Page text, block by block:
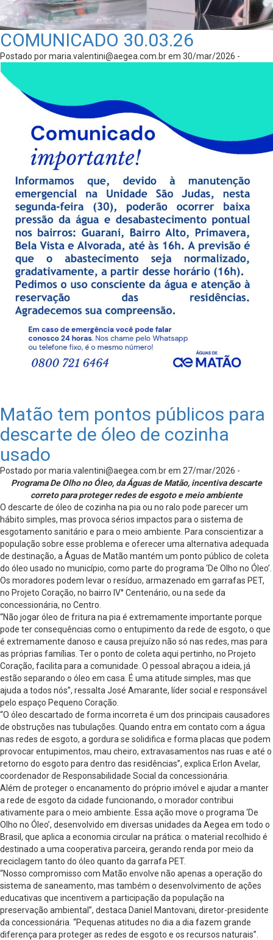
COMUNICADO 30.03.26
Postado pormaria.valentini@aegea.com.brem 30/mar/2026 -
Matão tem pontos públicos para
descarte de óleo de cozinha
usado
Postado pormaria.valentini@aegea.com.brem 27/mar/2026 -
Programa De Olho no Óleo, da Águas de Matão, incentiva descarte
correto para proteger redes de esgoto e meio ambiente
O descarte de óleo de cozinha na pia ou no ralo pode parecer um
hábito simples, mas provoca sérios impactos para o sistema de
esgotamento sanitário e para o meio ambiente. Para conscientizar a
população sobre esse problema e oferecer uma alternativa adequada
de destinação, a Águas de Matão mantém um ponto público de coleta
do óleo usado no município, como parte do programa ‘De Olho no Óleo’.
Os moradores podem levar o resíduo, armazenado em garrafas PET,
no Projeto Coração, no bairro IV° Centenário, ou na sede da
concessionária, no Centro.
“Não jogar óleo de fritura na pia é extremamente importante porque
pode ter consequências como o entupimento da rede de esgoto, o que
é extremamente danoso e causa prejuízo não só nas redes, mas para
as próprias famílias. Ter o ponto de coleta aqui pertinho, no Projeto
Coração, facilita para a comunidade. O pessoal abraçou a ideia, já
estão separando o óleo em casa. É uma atitude simples, mas que
ajuda a todos nós”, ressalta José Amarante, líder social e responsável
pelo espaço Pequeno Coração.
“O óleo descartado de forma incorreta é um dos principais causadores
de obstruções nas tubulações. Quando entra em contato com a água
nas redes de esgoto, a gordura se solidifica e forma placas que podem
provocar entupimentos, mau cheiro, extravasamentos nas ruas e até o
retorno do esgoto para dentro das residências”, explica Erlon Avelar,
coordenador de Responsabilidade Social da concessionária.
Além de proteger o encanamento do próprio imóvel e ajudar a manter
a rede de esgoto da cidade funcionando, o morador contribui
ativamente para o meio ambiente. Essa ação move o programa ‘De
Olho no Óleo’, desenvolvido em diversas unidades da Aegea em todo o
Brasil, que aplica a economia circular na prática: o material recolhido é
destinado a uma cooperativa parceira, gerando renda por meio da
reciclagem tanto do óleo quanto da garrafa PET.
“Nosso compromisso com Matão envolve não apenas a operação do
sistema de saneamento, mas também o desenvolvimento de ações
educativas que incentivem a participação da população na
preservação ambiental”, destaca Daniel Mantovani, diretor-presidente
da concessionária. “Pequenas atitudes no dia a dia fazem grande
diferença para proteger as redes de esgoto e os recursos naturais”.